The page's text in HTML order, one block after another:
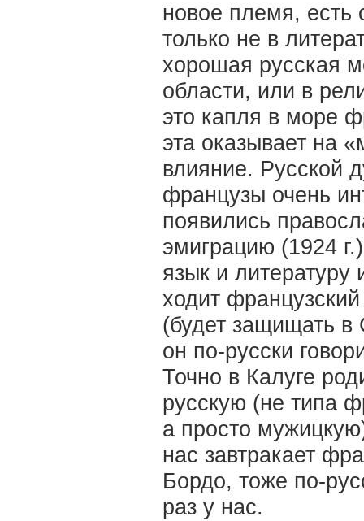
новое племя, есть
только не в
хорошая русская
области, или в
это капля в море
эта оказывает на
влияние. Русской
французы очень
появились
эмиграцию (1924
язык и литературу
ходит
(будет защищать в
он по-русски
Точно в Калуге
русскую (не типа
а просто
нас завтракает
Бордо, тоже по-
раз у нас.